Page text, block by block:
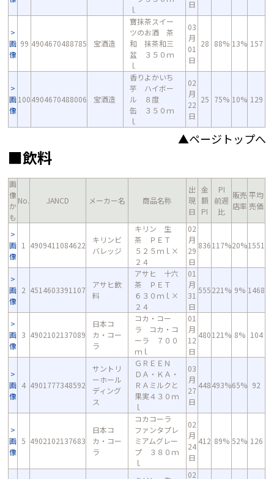
ｌ
日
画
像
99 4904670488785 宝酒造
寶抹茶スイー
ツのお酒 茶
和 抹茶和三
盆 ３５０ｍ
ｌ
03
月
01
日
28 88% 13% 157
画
像
1004904670488006 宝酒造
香りよかいち
芋 ハイボー
ル ８度
缶 ３５０ｍ
ｌ
02
月
22
日
25 75% 10% 129
▲ページトップへ
■飲料
画
像
か
も
No. JANCD メーカー名 商品名称
出
現
日
金
額
PI
PI
前週
比
販売
店率
平均
売価
画
像
1 4909411084622
キリンビ
バレッジ
キリン 生
茶 ＰＥＴ
５２５ｍｌ×
２４
02
月
29
日
836117%20%1551
画
像
2 4514603391107
アサヒ飲
料
アサヒ 十六
茶 ＰＥＴ
６３０ｍｌ×
２４
01
月
31
日
555221% 9% 1468
画
像
3 4902102137089
日本コ
カ・コー
ラ
コカ・コー
ラ コカ・コ
ーラ ７００
ｍｌ
01
月
12
日
480121% 8% 104
画
像
4 4901777348592
サントリ
ーホール
ディング
ス
ＧＲＥＥＮ
ＤＡ・ＫＡ・
ＲＡミルクと
果実４３０ｍ
ｌ
03
月
27
日
448493%65% 92
画
像
5 4902102137683
日本コ
カ・コー
ラ
コカコーラ
ファンタプレ
ミアムグレー
プ ３８０ｍ
ｌ
02
月
24
日
412 89% 52% 126
02